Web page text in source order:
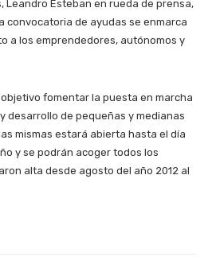
Leandro Esteban en rueda de prensa,
convocatoria de ayudas se enmarca
a los emprendedores, autónomos y
fomentar la puesta en marcha
desarrollo de pequeñas y medianas
mismas estará abierta hasta el día
y se podrán acoger todos los
alta desde agosto del año 2012 al